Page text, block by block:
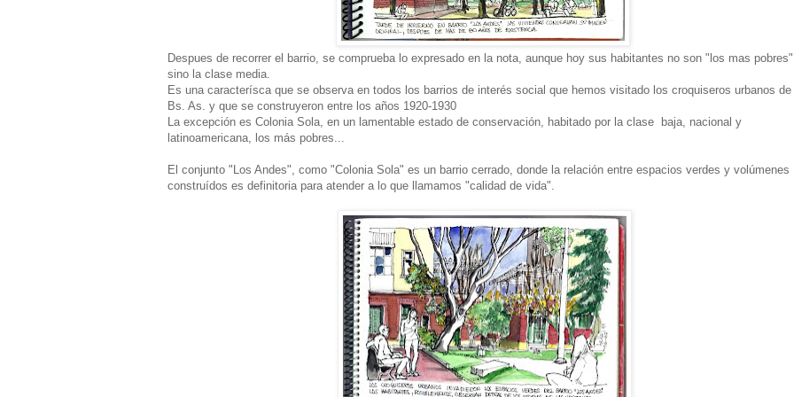
Despues de recorrer el barrio, se comprueba lo expresado en la nota, aunque hoy sus habitantes no son "los mas
sino la clase media.
Es una caracterísca que se observa en todos los barrios de interés social que hemos visitado los croquiseros urbanos de
Bs. As. y que se construyeron entre los años 1920-1930
La excepción es Colonia Sola, en un lamentable estado de conservación, habitado por la clase baja, nacional y
latinoamericana, los más pobres...
El conjunto "Los Andes", como "Colonia Sola" es un barrio cerrado, donde la relación entre espacios verdes y volúmenes
construídos es definitoria para atender a lo que llamamos "calidad de vida".